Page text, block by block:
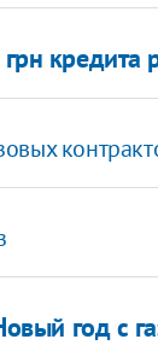
кредита
год с